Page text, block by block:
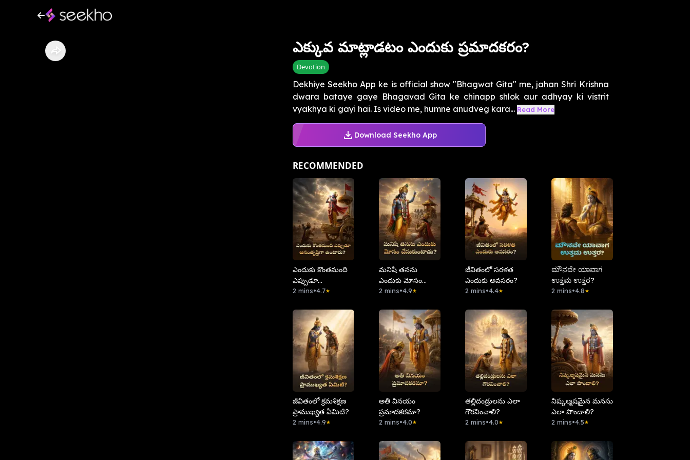
ఎక్కువ మాట్లాడటం ఎందుకు ప్రమాదకరం?
Devotion
Dekhiye Seekho App ke is official show "Bhagwat Gita" me, jahan Shri Krishna
dwara bataye gaye Bhagavad Gita ke chinapp shlok aur adhyay ki vistrit
vyakhya ki gayi hai. Is video me, humne anudveg kara... Read More
Download Seekho App
RECOMMENDED
ఎందుకు కొంతమంది
ఎప్పుడూ
అసంతృప్తిగా
2 mins•4.7★
మనిషి తనను
ఎందుకు మోసం
చేసుకుంటాడు?
2 mins•4.9★
జీవితంలో సరళత
ఎందుకు అవసరం?
2 mins•4.4★
ಮೌನವೇ ಯಾವಾಗ
ಉತ್ತಮ ಉತ್ತರ?
2 mins•4.8★
⁠జీవితంలో క్రమశిక్షణ
ప్రాముఖ్యత ఏమిటి?
2 mins•4.9★
అతి వినయం
ప్రమాదకరమా?
2 mins•4.0★
తల్లిదండ్రులను ఎలా
గౌరవించాలి?
2 mins•4.0★
నిష్కల్మషమైన మనసు
ఎలా పొందాలి?
2 mins•4.5★